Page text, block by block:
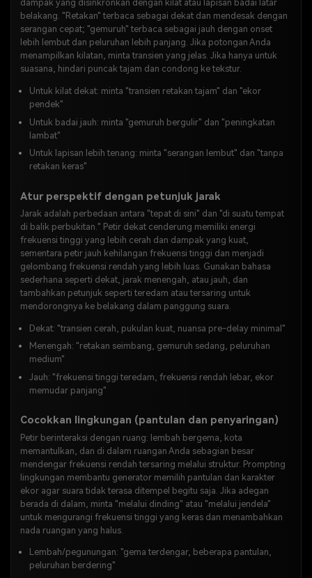
dampak yang disinkronkan dengan kilat atau lapisan badai latar
belakang. "Retakan" terbaca sebagai dekat dan mendesak dengan
serangan cepat; "gemuruh" terbaca sebagai jauh dengan onset
lebih lembut dan peluruhan lebih panjang. Jika potongan Anda
menampilkan kilatan, minta transien yang jelas. Jika hanya untuk
suasana, hindari puncak tajam dan condong ke tekstur.
Untuk kilat dekat: minta "transien retakan tajam" dan "ekor
pendek"
Untuk badai jauh: minta "gemuruh bergulir" dan "peningkatan
lambat"
Untuk lapisan lebih tenang: minta "serangan lembut" dan "tanpa
retakan keras"
Atur perspektif dengan petunjuk jarak
Jarak adalah perbedaan antara "tepat di sini" dan "di suatu tempat
di balik perbukitan." Petir dekat cenderung memiliki energi
frekuensi tinggi yang lebih cerah dan dampak yang kuat,
sementara petir jauh kehilangan frekuensi tinggi dan menjadi
gelombang frekuensi rendah yang lebih luas. Gunakan bahasa
sederhana seperti dekat, jarak menengah, atau jauh, dan
tambahkan petunjuk seperti teredam atau tersaring untuk
mendorongnya ke belakang dalam panggung suara.
Dekat: "transien cerah, pukulan kuat, nuansa pre-delay minimal"
Menengah: "retakan seimbang, gemuruh sedang, peluruhan
medium"
Jauh: "frekuensi tinggi teredam, frekuensi rendah lebar, ekor
memudar panjang"
Cocokkan lingkungan (pantulan dan penyaringan)
Petir berinteraksi dengan ruang: lembah bergema, kota
memantulkan, dan di dalam ruangan Anda sebagian besar
mendengar frekuensi rendah tersaring melalui struktur. Prompting
lingkungan membantu generator memilih pantulan dan karakter
ekor agar suara tidak terasa ditempel begitu saja. Jika adegan
berada di dalam, minta "melalui dinding" atau "melalui jendela"
untuk mengurangi frekuensi tinggi yang keras dan menambahkan
nada ruangan yang halus.
Lembah/pegunungan: "gema terdengar, beberapa pantulan,
peluruhan berdering"